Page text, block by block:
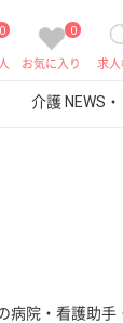
求
0
お気に入り
0
介護 NEWS
病院・看護助手